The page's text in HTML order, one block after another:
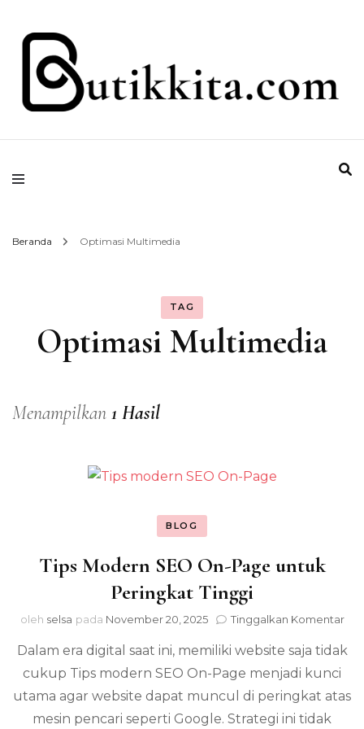
butikkita.com
Beranda Optimasi Multimedia
TAG
Optimasi Multimedia
Menampilkan 1 Hasil
BLOG
Tips Modern SEO On-Page untuk
Peringkat Tinggi
oleh selsa pada November 20, 2025 Tinggalkan Komentar
Dalam era digital saat ini, memiliki website saja tidak
cukup Tips modern SEO On-Page menjadi kunci
utama agar website dapat muncul di peringkat atas
mesin pencari seperti Google. Strategi ini tidak